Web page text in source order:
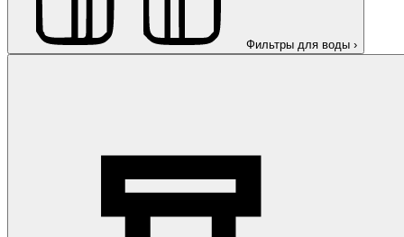
Фильтры для воды ›